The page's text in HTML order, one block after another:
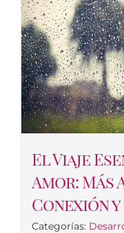
El Viaje
Amor:
Conexión
Categorías: